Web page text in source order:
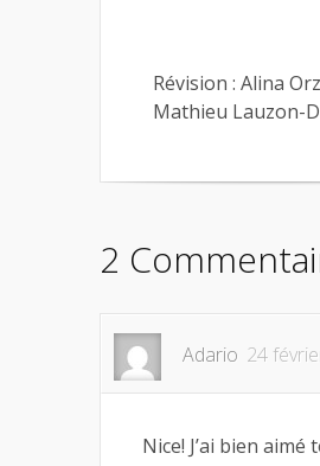
Révision : Alina
Mathieu Lauzon-
2
Adario 24
Nice! J’ai bien aimé